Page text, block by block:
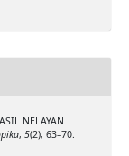
NELAYAN
, 5(2), 63–70.